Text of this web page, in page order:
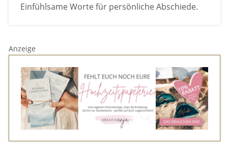
Einfühlsame Worte für persönliche Abschiede.
Anzeige